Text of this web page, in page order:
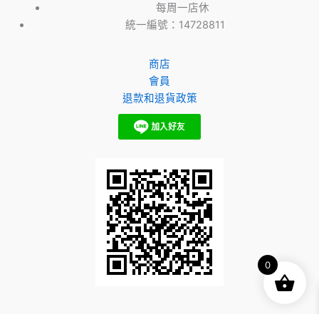
每周一店休
統一編號：14728811
商店
會員
退款和退貨政策
0